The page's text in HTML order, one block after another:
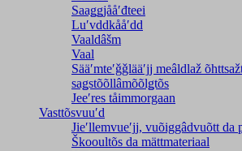
Saaǥǥjååʹđteei
Luʹvddkååʹdd
Vaaldâšm
Vaal
Sääʹmteʹǧǧlääʹjj meâldlaž
saǥstõõllâmõõlǥtõs
Jeeʹres tåimmorgaan
Vasttõsvuuʹd
Jieʹllemvueʹjj, vuõiggâdvuõtt da
Škooultõs da mättmateriaal